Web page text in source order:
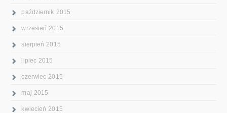
październik 2015
wrzesień 2015
sierpień 2015
lipiec 2015
czerwiec 2015
maj 2015
kwiecień 2015